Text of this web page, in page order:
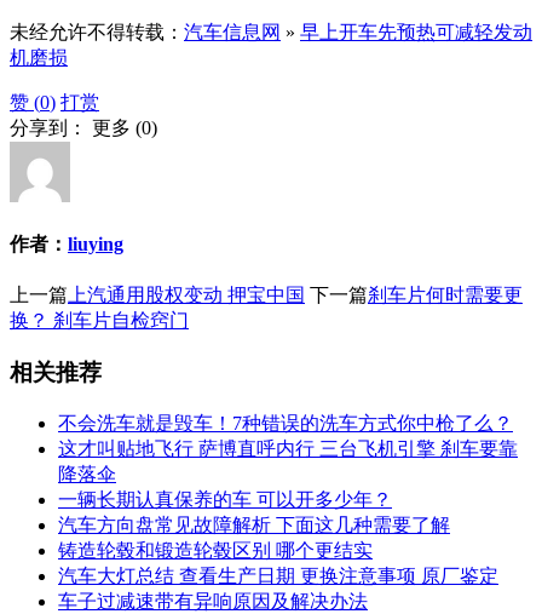
未经允许不得转载： 汽车信息网 » 早上开车先预热可减轻发动
机磨损
赞 (0) 打赏
分享到： 更多 (0)
作者： liuying
上一篇 上汽通用股权变动 押宝中国 下一篇刹车片何时需要更
换？ 刹车片自检窍门
相关推荐
不会洗车就是毁车！7种错误的洗车方式你中枪了么？
这才叫贴地飞行 萨博直呼内行 三台飞机引擎 刹车要靠
降落伞
一辆长期认真保养的车 可以开多少年？
汽车方向盘常见故障解析 下面这几种需要了解
铸造轮毂和锻造轮毂区别 哪个更结实
汽车大灯总结 查看生产日期 更换注意事项 原厂鉴定
车子过减速带有异响原因及解决办法